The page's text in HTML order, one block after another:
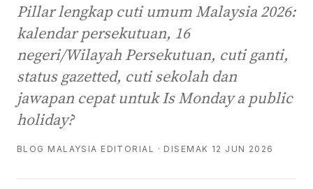
Pillar lengkap cuti umum Malaysia 2026:
kalendar persekutuan, 16
negeri/Wilayah Persekutuan, cuti ganti,
status gazetted, cuti sekolah dan
jawapan cepat untuk Is Monday a public
holiday?
BLOG MALAYSIA EDITORIAL · DISEMAK 12 JUN 2026